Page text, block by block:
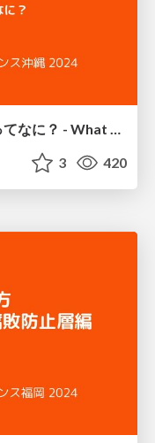
パスワードのハッシュ、ソルトってなに？ - What is hash and salt for password?
3 420